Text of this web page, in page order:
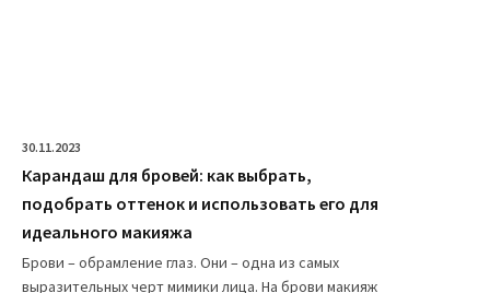
30.11.2023
Карандаш для бровей: как выбрать,
подобрать оттенок и использовать его для
идеального макияжа
Брови – обрамление глаз. Они – одна из самых
выразительных черт мимики лица. На брови макияж